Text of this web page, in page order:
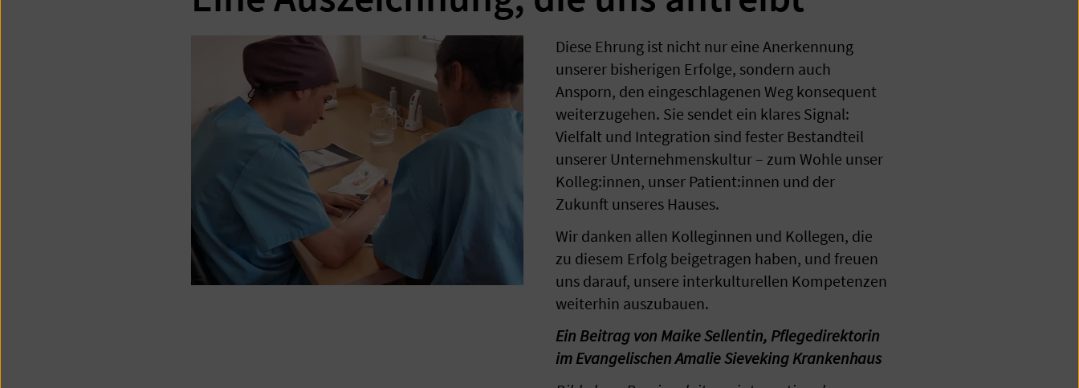
Diese Ehrung ist nicht nur eine Anerkennung
unserer bisherigen Erfolge, sondern auch
Ansporn, den eingeschlagenen Weg konsequent
weiterzugehen. Sie sendet ein klares Signal:
Vielfalt und Integration sind fester Bestandteil
unserer Unternehmenskultur – zum Wohle unser
Kolleg:innen, unser Patient:innen und der
Zukunft unseres Hauses.
Wir danken allen Kolleginnen und Kollegen, die
zu diesem Erfolg beigetragen haben, und freuen
uns darauf, unsere interkulturellen Kompetenzen
weiterhin auszubauen.
Ein Beitrag von Maike Sellentin, Pflegedirektorin
im Evangelischen Amalie Sieveking Krankenhaus